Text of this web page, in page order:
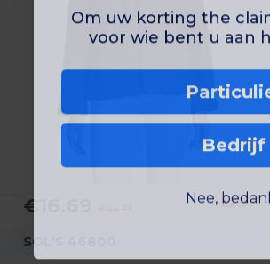
€16.69 -62%
SOL'S 46800
Om uw korting the
voor wie bent u aan
Bedrijf
Nee,